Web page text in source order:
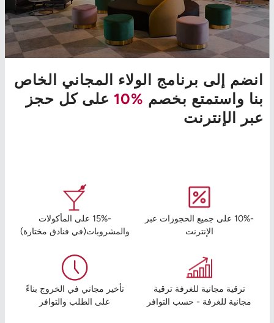
انضم إلى برنامج الولاء المجاني الخاص
بنا واستمتع بخصم %10
على كل حجز
عبر الإنترنت
-10% على جميع الحجوزات عبر
الإنترنت
-15% على المأكولات
والمشروبات(في فنادق مختارة)
ترقية مجانية للغرفة ترقية
مجانية للغرفة - حسب التوافر
تأخير مجاني في الخروج بناءً
على الطلب والتوافر